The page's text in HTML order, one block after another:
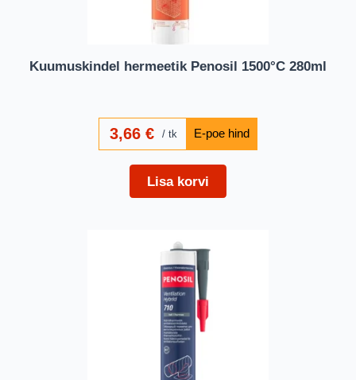
Kuumuskindel hermeetik Penosil 1500°C 280ml
3,66€ tk
Lisa korvi